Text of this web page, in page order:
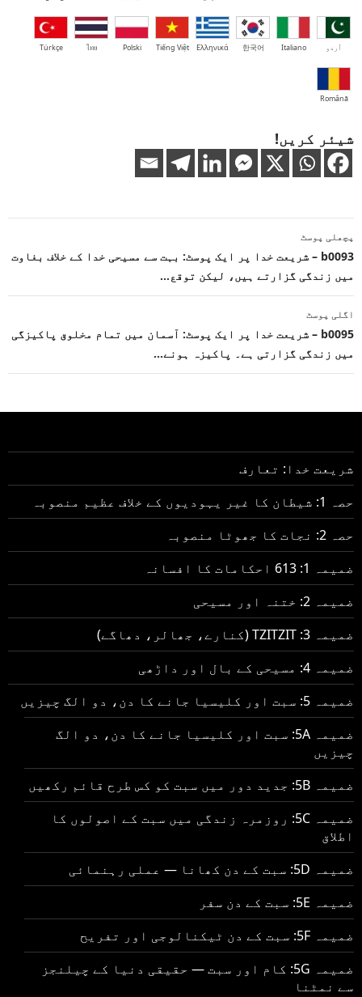
اُردو Italiano
한국어
Ελληνικά
Tiếng Việt
Polski
ไทย
Türkçe
Română
شیئر کریں!
پوسٹوں
کی
نیویگیشن
پچھلی پوسٹ
b0093 – شریعت خدا پر ایک پوسٹ: بہت سے مسیحی خدا کے خلاف بغاوت
میں زندگی گزارتے ہیں، لیکن توقع…
اگلی پوسٹ
b0095 – شریعت خدا پر ایک پوسٹ: آسمان میں تمام مخلوق پاکیزگی
میں زندگی گزارتی ہے۔ پاکیزہ ہونے…
شریعت خدا: تعارف
حصہ 1: شیطان کا غیر یہودیوں کے خلاف عظیم منصوبہ
حصہ 2: نجات کا جھوٹا منصوبہ
ضمیمہ 1: 613 احکامات کا افسانہ
ضمیمہ 2: ختنہ اور مسیحی
ضمیمہ 3: TZITZIT (کنارے، جھالر، دھاگے)
ضمیمہ 4: مسیحی کے بال اور داڑھی
ضمیمہ 5: سبت اور کلیسیا جانے کا دن، دو الگ چیزیں
ضمیمہ 5A: سبت اور کلیسیا جانے کا دن، دو الگ
چیزیں
ضمیمہ 5B: جدید دور میں سبت کو کس طرح قائم رکھیں
ضمیمہ 5C: روزمرہ زندگی میں سبت کے اصولوں کا
اطلاق
ضمیمہ 5D: سبت کے دن کھانا — عملی رہنمائی
ضمیمہ 5E: سبت کے دن سفر
ضمیمہ 5F: سبت کے دن ٹیکنالوجی اور تفریح
ضمیمہ 5G: کام اور سبت — حقیقی دنیا کے چیلنجز
سے نمٹنا